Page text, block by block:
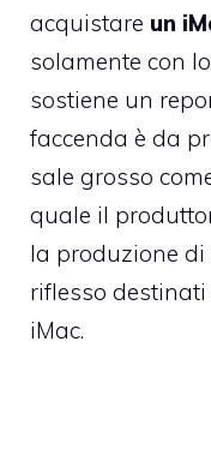
acquistare un
solamente con
sostiene un
faccenda è da
sale grosso
quale il
la produzione
riflesso
iMac.